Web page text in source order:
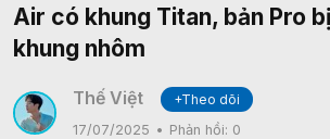
Air có khung Titan, bản Pro
khung nhôm
Thế Việt
+Theo dõi
17/07/2025
Phản hồi: 0